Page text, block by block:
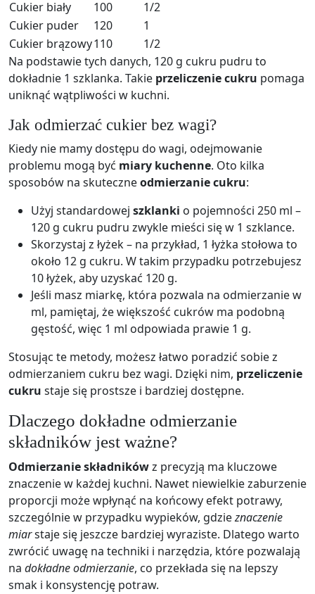
Cukier biały 100
1/2
Cukier puder
120
1
Cukier brązowy110
1/2
Na podstawie tych danych, 120 g cukru pudru to
dokładnie 1 szklanka. Takie przeliczenie cukru pomaga
uniknąć wątpliwości w kuchni.
Jak odmierzać cukier bez wagi?
Kiedy nie mamy dostępu do wagi, odejmowanie
problemu mogą być miary kuchenne. Oto kilka
sposobów na skuteczneodmierzanie cukru:
Użyj standardowej szklanki o pojemności 250 ml –
120 g cukru pudru zwykle mieści się w 1 szklance.
Skorzystaj z łyżek – na przykład, 1 łyżka stołowa to
około 12 g cukru. W takim przypadku potrzebujesz
10 łyżek, aby uzyskać 120 g.
Jeśli masz miarkę, która pozwala na odmierzanie w
ml, pamiętaj, że większość cukrów ma podobną
gęstość, więc 1 ml odpowiada prawie 1 g.
Stosując te metody, możesz łatwo poradzić sobie z
odmierzaniem cukru bez wagi. Dzięki nim, przeliczenie
cukru staje się prostsze i bardziej dostępne.
Dlaczego dokładne odmierzanie
składników jest ważne?
Odmierzanie składnikówz precyzją ma kluczowe
znaczenie w każdej kuchni. Nawet niewielkie zaburzenie
proporcji może wpłynąć na końcowy efekt potrawy,
szczególnie w przypadku wypieków, gdzieznaczenie
miarstaje się jeszcze bardziej wyraziste. Dlatego warto
zwrócić uwagę na techniki i narzędzia, które pozwalają
na dokładne odmierzanie, co przekłada się na lepszy
smak i konsystencję potraw.